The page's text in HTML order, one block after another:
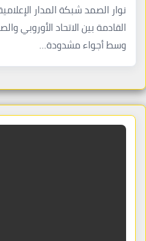
نوار الصمد شبكة المدار
وسط أجواء مشدودة…